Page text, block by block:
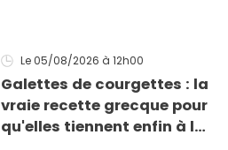
Le 05/08/2026 à 12h00
Galettes de courgettes : la
vraie recette grecque pour
qu'elles tiennent enfin à la